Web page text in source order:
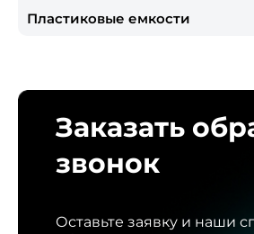
Пластиковые емкости
Заказать
звонок
Оставьте заявку и наши